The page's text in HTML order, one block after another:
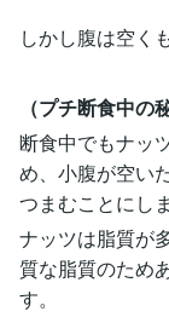
しかし腹は空く
（プチ断食中の
断食中でもナッ
め、小腹が空い
つまむことにし
ナッツは脂質が
質な脂質のため
す。